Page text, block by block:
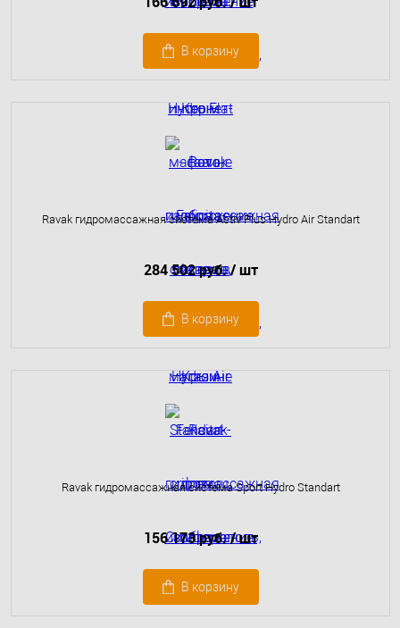
В корзину
Ravak гидромассажная система Activ Plus Hydro Air Standart
284 502 руб./ шт
В корзину
Ravak гидромассажная система Sport Hydro Standart
156 173 руб./ шт
В корзину